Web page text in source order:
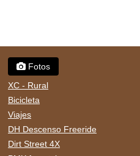
Fotos
XC - Rural
Bicicleta
Viajes
DH Descenso Freeride
Dirt Street 4X